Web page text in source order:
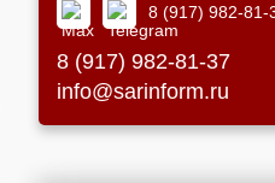
8 (917) 982-81-
8 (917) 982-81-37
info@sarinform.ru